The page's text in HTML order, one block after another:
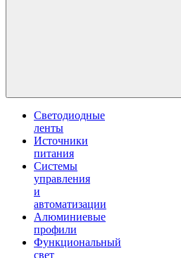
Светодиодные
ленты
Источники
питания
Системы
управления
и
автоматизации
Алюминиевые
профили
Функциональный
свет